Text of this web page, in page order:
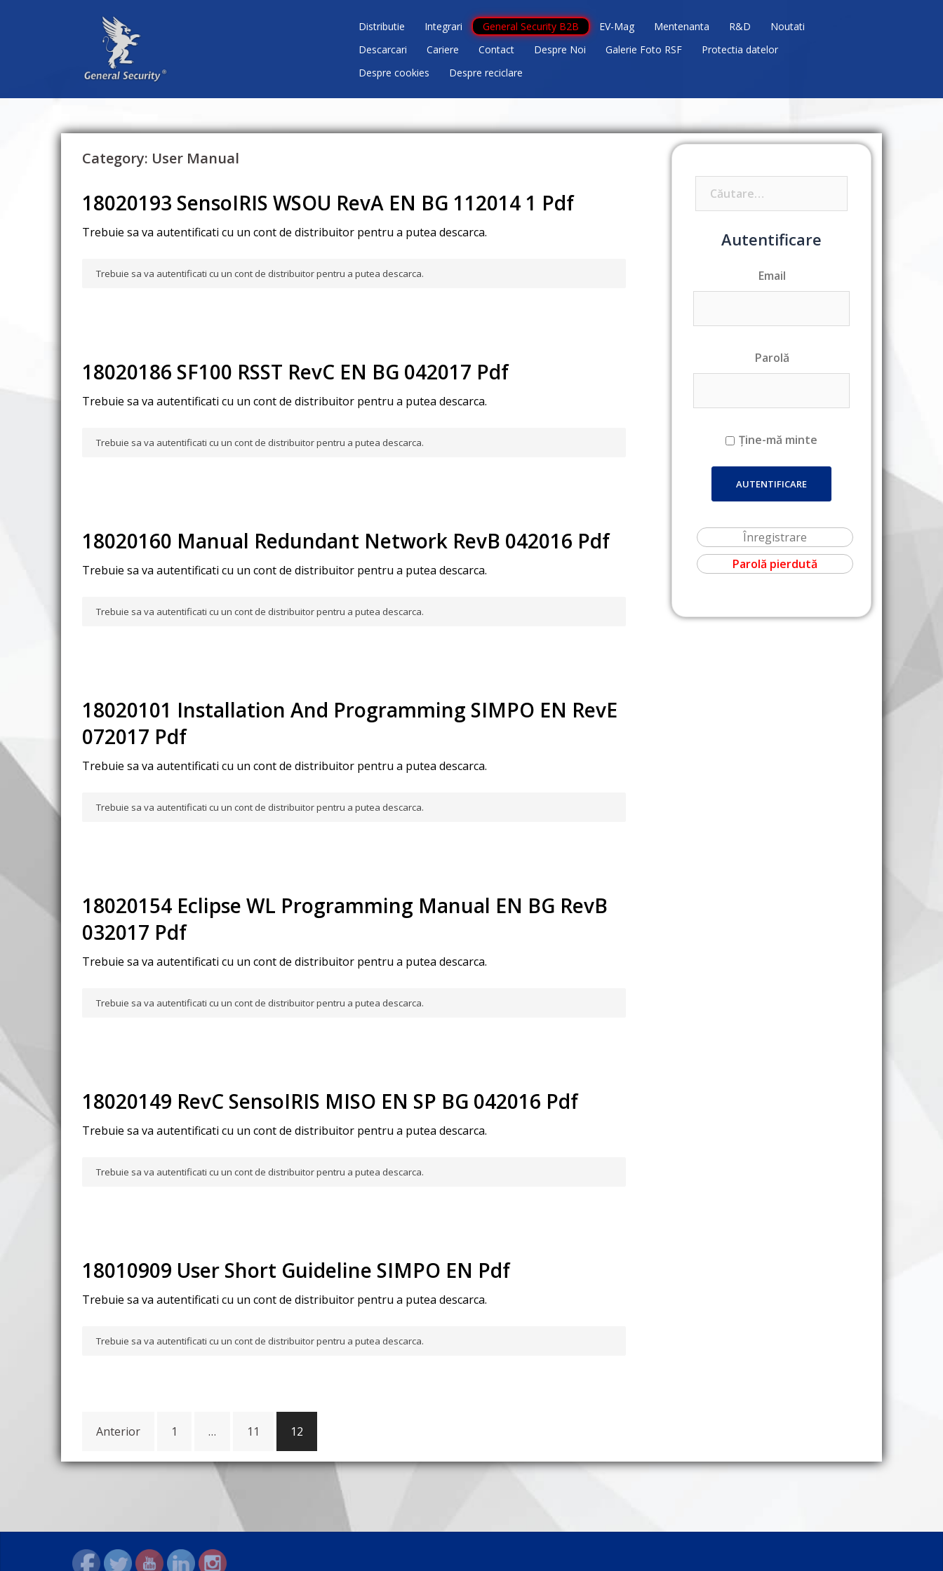
Distributie Integrari General Security B2B EV-Mag Mentenanta R&D
Noutati
Descarcari
Cariere Contact Despre Noi Galerie Foto RSF
Protectia datelor
Despre cookies
Despre reciclare
Category: User Manual
18020193 SensoIRIS WSOU RevA EN BG 112014 1 Pdf
Trebuie sa va autentificati cu un cont de distribuitor pentru a putea descarca.
Trebuie sa va autentificati cu un cont de distribuitor pentru a putea descarca.
18020186 SF100 RSST RevC EN BG 042017 Pdf
Trebuie sa va autentificati cu un cont de distribuitor pentru a putea descarca.
Trebuie sa va autentificati cu un cont de distribuitor pentru a putea descarca.
18020160 Manual Redundant Network RevB 042016 Pdf
Trebuie sa va autentificati cu un cont de distribuitor pentru a putea descarca.
Trebuie sa va autentificati cu un cont de distribuitor pentru a putea descarca.
18020101 Installation And Programming SIMPO EN RevE
072017 Pdf
Trebuie sa va autentificati cu un cont de distribuitor pentru a putea descarca.
Trebuie sa va autentificati cu un cont de distribuitor pentru a putea descarca.
18020154 Eclipse WL Programming Manual EN BG RevB
032017 Pdf
Trebuie sa va autentificati cu un cont de distribuitor pentru a putea descarca.
Trebuie sa va autentificati cu un cont de distribuitor pentru a putea descarca.
18020149 RevC SensoIRIS MISO EN SP BG 042016 Pdf
Trebuie sa va autentificati cu un cont de distribuitor pentru a putea descarca.
Trebuie sa va autentificati cu un cont de distribuitor pentru a putea descarca.
18010909 User Short Guideline SIMPO EN Pdf
Trebuie sa va autentificati cu un cont de distribuitor pentru a putea descarca.
Trebuie sa va autentificati cu un cont de distribuitor pentru a putea descarca.
Navigare
articole
Anterior 1 … 11 12
Autentificare
Email
Parolă
Ține-mă minte
Înregistrare
Parolă pierdută